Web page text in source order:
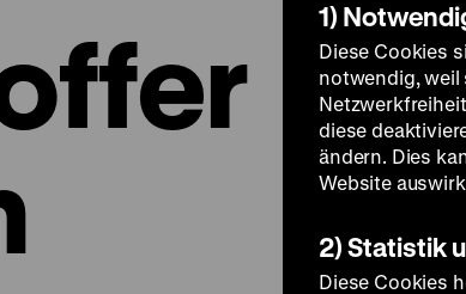
1)
Diese Cookies
notwendig, weil
diese
ändern. Dies
Website
2) Statistik
Diese Cookies